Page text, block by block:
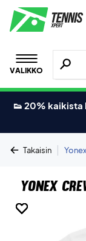
VALIKKO
Hae
👟 20% kaikista
Takaisin | Yonex
Yonex